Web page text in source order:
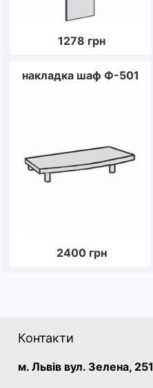
1278 грн
накладка шаф Ф-501
2400 грн
Контакти
м. Львів вул. Зелена, 251